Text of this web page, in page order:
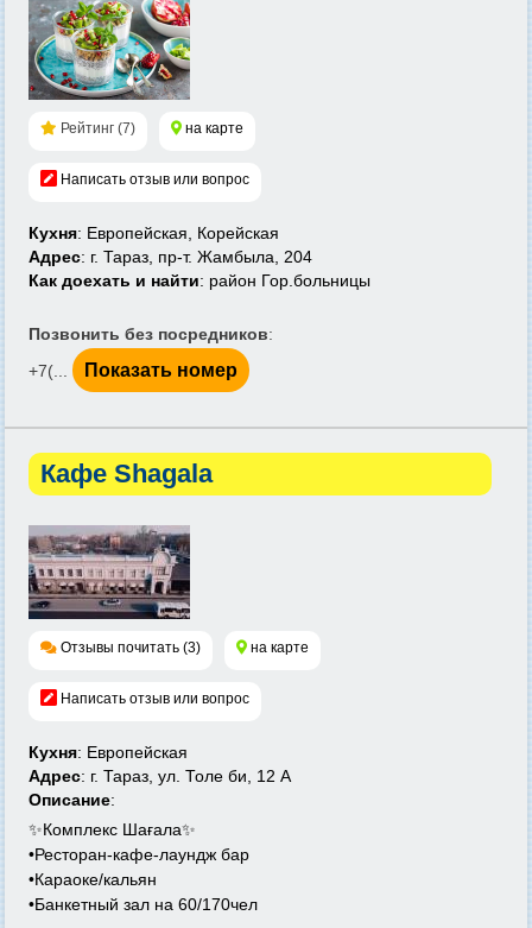
Рейтинг (7) на карте
Написать отзыв или вопрос
Кухня: Европейская, Корейская
Адрес: г. Тараз, пр-т. Жамбыла, 204
Как доехать и найти: район Гор.больницы
Позвонить без посредников:
+7(...
Показать номер
Кафе Shagala
Отзывы почитать (3) на карте
Написать отзыв или вопрос
Кухня: Европейская
Адрес: г. Тараз, ул. Толе би, 12 А
Описание:
✨Комплекс Шағала✨
•Ресторан-кафе-лаундж бар
•Караоке/кальян
•Банкетный зал на 60/170чел